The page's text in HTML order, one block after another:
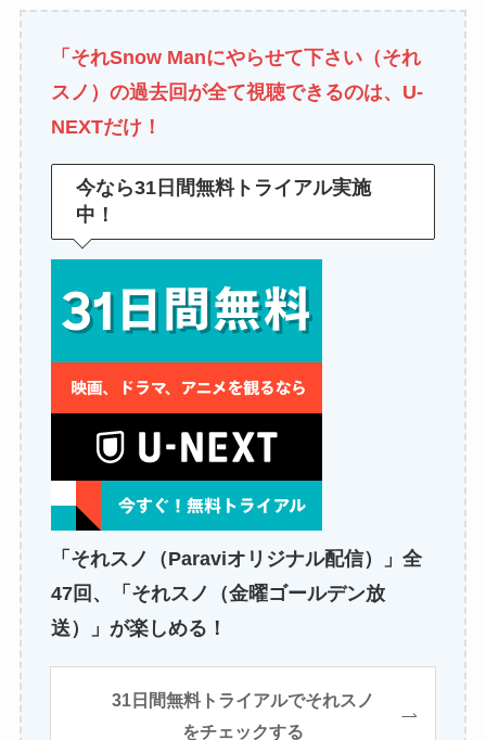
「それSnow Manにやらせて下さい（それ
スノ）の過去回が全て視聴できるのは、 U-
NEXTだけ！
今なら31日間無料トライアル実施
中！
「それスノ（Paraviオリジナル配信）」全
47回、「それスノ（金曜ゴールデン放
送）」が楽しめる！
31日間無料トライアルでそれスノ
をチェックする